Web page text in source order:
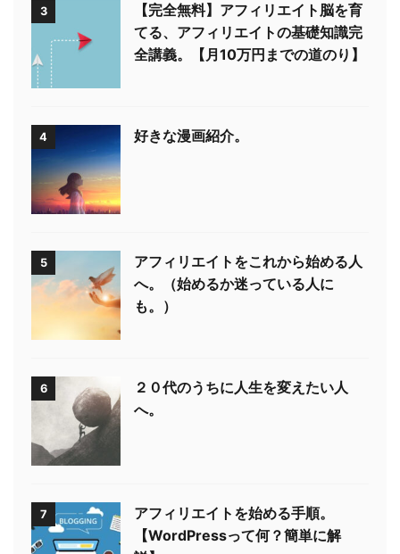
3
【完全無料】アフィリエイト脳を育
てる、アフィリエイトの基礎知識完
全講義。【月10万円までの道のり】
4 好きな漫画紹介。
5
アフィリエイトをこれから始める人
へ。（始めるか迷っている人に
も。）
6
２０代のうちに人生を変えたい人
へ。
7
アフィリエイトを始める手順。
【WordPressって何？簡単に解